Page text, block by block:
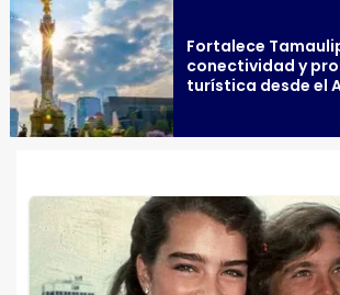
Fortalece
conectividad y
turística desde el